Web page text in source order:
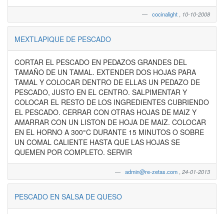
cocinalight 10-10-2008
MEXTLAPIQUE DE PESCADO
CORTAR EL PESCADO EN PEDAZOS GRANDES DEL
TAMAÑO DE UN TAMAL. EXTENDER DOS HOJAS PARA
TAMAL Y COLOCAR DENTRO DE ELLAS UN PEDAZO DE
PESCADO, JUSTO EN EL CENTRO. SALPIMENTAR Y
COLOCAR EL RESTO DE LOS INGREDIENTES CUBRIENDO
EL PESCADO. CERRAR CON OTRAS HOJAS DE MAIZ Y
AMARRAR CON UN LISTON DE HOJA DE MAIZ. COLOCAR
EN EL HORNO A 300°C DURANTE 15 MINUTOS O SOBRE
UN COMAL CALIENTE HASTA QUE LAS HOJAS SE
QUEMEN POR COMPLETO. SERVIR
admin@re-zetas.com 24-01-2013
PESCADO EN SALSA DE QUESO